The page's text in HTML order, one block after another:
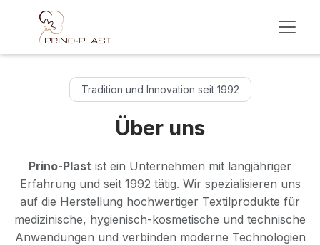
Skip to Content
Tradition und Innovation seit 1992
Über uns
Prino-Plast ist ein Unternehmen mit langjähriger
Erfahrung und seit 1992 tätig. Wir spezialisieren uns
auf die Herstellung hochwertiger Textilprodukte für
medizinische, hygienisch-kosmetische und technische
Anwendungen und verbinden moderne Technologien